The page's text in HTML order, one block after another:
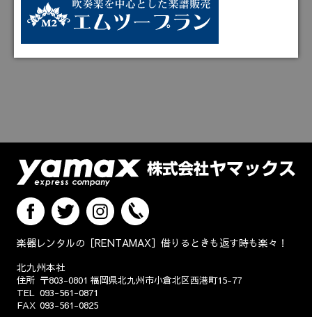
楽器レンタルの［RENTAMAX］借りるときも返す時も楽々！
北九州本社
住所 〒803-0801 福岡県北九州市小倉北区西港町15-77
TEL 093-561-0871
FAX 093-561-0825